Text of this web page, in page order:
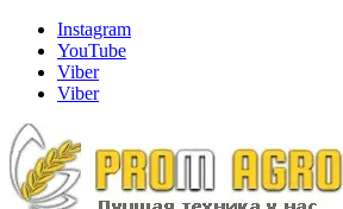
Instagram
YouTube
Viber
Viber